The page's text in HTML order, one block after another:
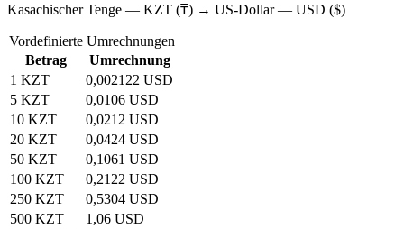
Kasachischer Tenge — KZT (₸) → US‑Dollar — USD ($)
Vordefinierte Umrechnungen
Betrag
Umrechnung
1 KZT
0,002122 USD
5 KZT
0,0106 USD
10 KZT
0,0212 USD
20 KZT
0,0424 USD
50 KZT
0,1061 USD
100 KZT
0,2122 USD
250 KZT
0,5304 USD
500 KZT
1,06 USD